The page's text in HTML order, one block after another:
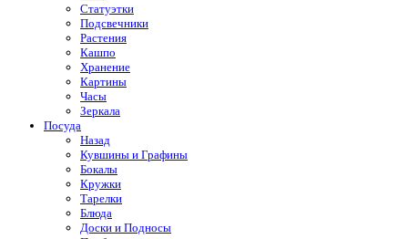
Статуэтки
Подсвечники
Растения
Кашпо
Хранение
Картины
Часы
Зеркала
Посуда
Назад
Кувшины и Графины
Бокалы
Кружки
Тарелки
Блюда
Доски и Подносы